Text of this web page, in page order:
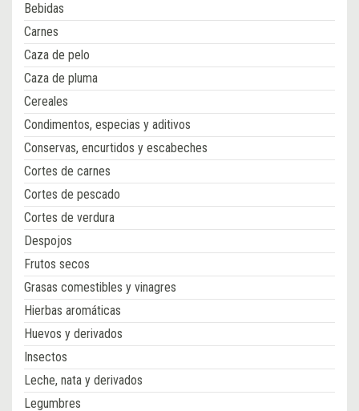
Bebidas
Carnes
Caza de pelo
Caza de pluma
Cereales
Condimentos, especias y aditivos
Conservas, encurtidos y escabeches
Cortes de carnes
Cortes de pescado
Cortes de verdura
Despojos
Frutos secos
Grasas comestibles y vinagres
Hierbas aromáticas
Huevos y derivados
Insectos
Leche, nata y derivados
Legumbres